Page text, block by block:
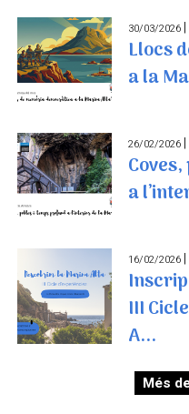
30/03/2026
Llocs
a la
26/02/2026
a
16/02/2026
III
A...
Més